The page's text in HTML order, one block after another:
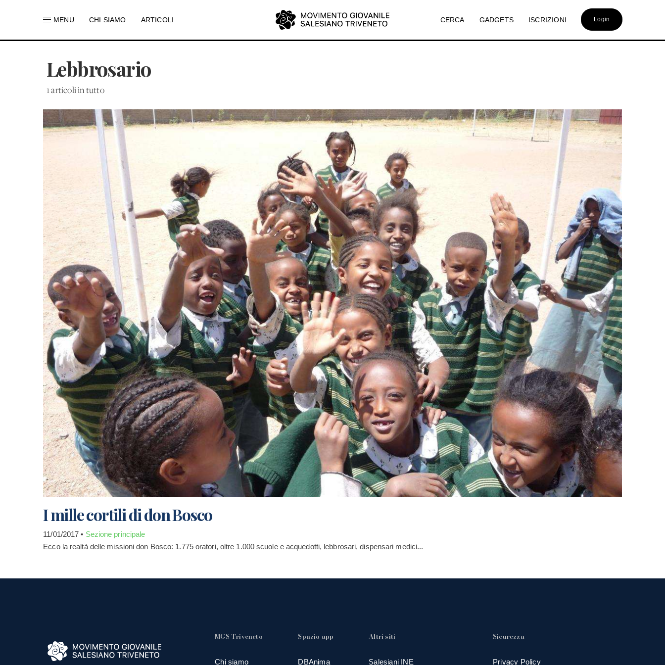
MENU CHI SIAMO ARTICOLI CERCA GADGETS ISCRIZIONI Login
Lebbrosario
1 articoli in tutto
I mille cortili di don Bosco
11/01/2017 • Sezione principale
Ecco la realtà delle missioni don Bosco: 1.775 oratori, oltre 1.000 scuole e acquedotti, lebbrosari, dispensari medici...
MGS Triveneto
Chi siamo
Spazio app
DBAnima
Altri siti
Salesiani INE
Sicurezza
Privacy Policy